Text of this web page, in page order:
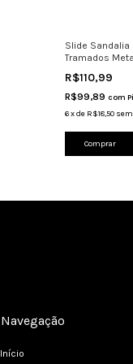
Slide Sandalia
Tramados
R$110,99
R$99,89 com
6xde R$18,50
Comprar
Navegação
Início